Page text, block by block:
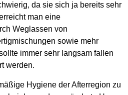
da sie sich ja bereits sehr
man eine
Weglassen von
sowie mehr
immer sehr langsam fallen
werden.
Hygiene der Afterregion zu